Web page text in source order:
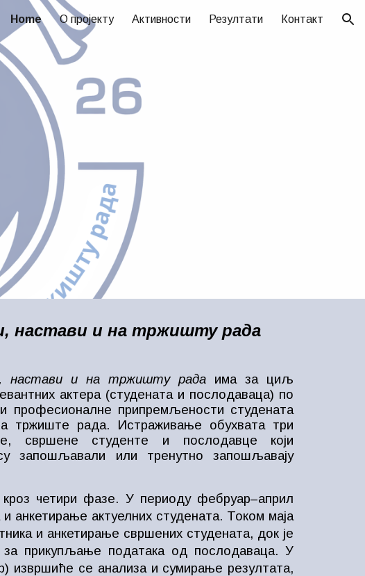
to navigation
Home О пројекту Активности Резултати Контакт
настави и на тржишту рада
настави и на тржишту рада има за циљ
актера (студената и послодаваца) по
професионалне припремљености студената
тржиште рада. Истраживање обухвата три
свршене студенте и послодавце који
запошљавали или тренутно запошљавају
кроз четири фазе. У периоду фебруар–април
анкетирање актуелних студената. Током маја
и анкетирање свршених студената, док је
за прикупљање података од послодаваца. У
извршиће се анализа и сумирање резултата,